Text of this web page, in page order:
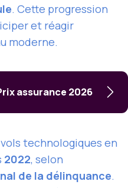
. Cette progression
et réagir
moderne.
assurance 2026
technologiques en
2022, selon
de la délinquance.